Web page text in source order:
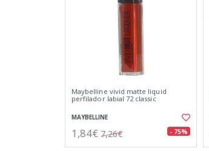
Maybelline vivid matte liquid
perfilador labial 72 classic
MAYBELLINE
1,84€ 7,26€ - 75%